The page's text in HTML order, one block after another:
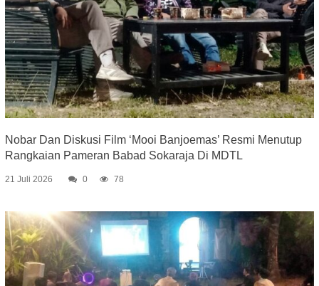
Nobar Dan Diskusi Film ‘Mooi Banjoemas’ Resmi Menutup
Rangkaian Pameran Babad Sokaraja Di MDTL
21 Juli 2026 0 78